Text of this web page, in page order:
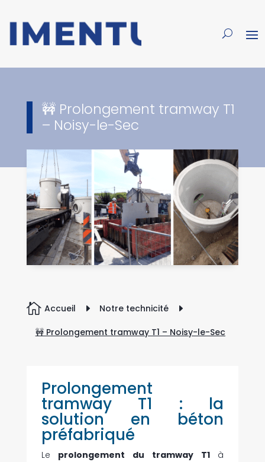
🚧 Prolongement tramway T1
– Noisy-le-Sec
 Accueil E Notre technicité
E
🚧 Prolongement tramway T1 – Noisy-le-Sec
Prolongement
tramway T1 : la
solution en béton
préfabriqué
Le prolongement du tramway T1à